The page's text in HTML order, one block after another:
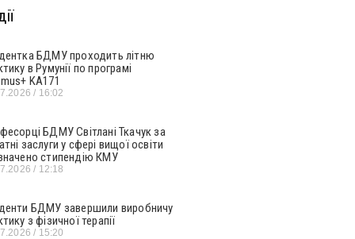
БДМУ проходить літню
в Румунії по програмі
KA171
16:02
БДМУ Світлані Ткачук за
заслуги у сфері вищої освіти
стипендію КМУ
12:18
БДМУ завершили виробничу
з фізичної терапії
15:20